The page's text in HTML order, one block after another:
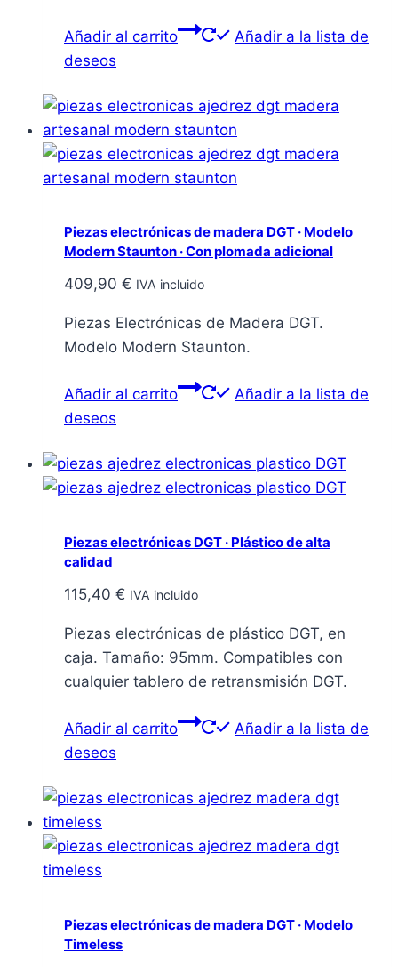
Añadir al carrito
Añadir a la lista de
deseos
Piezas electrónicas de madera DGT · Modelo
Modern Staunton · Con plomada adicional
409,90 € IVA incluido
Piezas Electrónicas de Madera DGT.
Modelo Modern Staunton.
Añadir al carrito
Añadir a la lista de
deseos
Piezas electrónicas DGT · Plástico de alta
calidad
115,40 € IVA incluido
Piezas electrónicas de plástico DGT, en
caja. Tamaño: 95mm. Compatibles con
cualquier tablero de retransmisión DGT.
Añadir al carrito
Añadir a la lista de
deseos
Piezas electrónicas de madera DGT · Modelo
Timeless